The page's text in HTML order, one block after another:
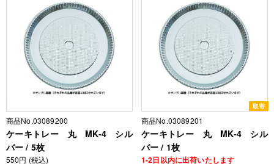
商品No.03089200
ケーキトレー 丸 MK-4 シル
バー / 5枚
550円 (税込)
取寄
商品No.03089201
ケーキトレー 丸 MK-4 シル
バー / 1枚
1-2日以内に出荷いたします